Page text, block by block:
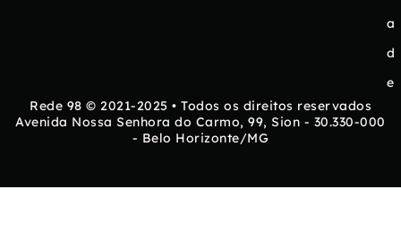
a
d
e
Rede 98 © 2021-2025 • Todos os direitos reservados
Avenida Nossa Senhora do Carmo, 99, Sion - 30.330-000
- Belo Horizonte/MG